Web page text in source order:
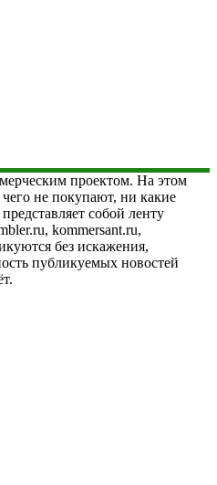
проектом. На этом
не покупают, ни какие
собой ленту
kommersant.ru,
без искажения,
публикуемых новостей